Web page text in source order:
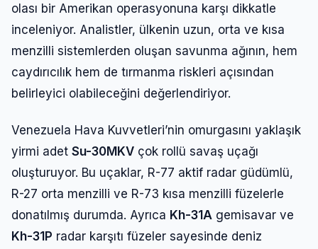
olası bir Amerikan operasyonuna karşı dikkatle
inceleniyor. Analistler, ülkenin uzun, orta ve kısa
menzilli sistemlerden oluşan savunma ağının, hem
caydırıcılık hem de tırmanma riskleri açısından
belirleyici olabileceğini değerlendiriyor.
Venezuela Hava Kuvvetleri’nin omurgasını yaklaşık
yirmi adet Su-30MKV çok rollü savaş uçağı
oluşturuyor. Bu uçaklar, R-77 aktif radar güdümlü,
R-27 orta menzilli ve R-73 kısa menzilli füzelerle
donatılmış durumda. Ayrıca Kh-31A gemisavar ve
Kh-31P radar karşıtı füzeler sayesinde deniz